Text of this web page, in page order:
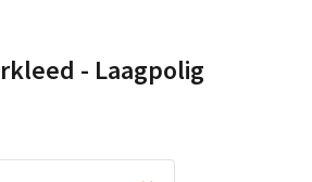
- Laagpolig